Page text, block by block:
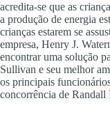
acredita-se que as
a produção de energia
crianças estarem se
empresa, Henry J.
encontrar uma solução
Sullivan e seu melhor
os principais
concorrência de